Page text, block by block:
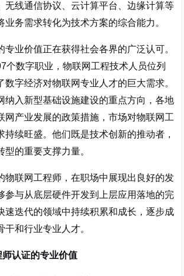
无线通信协议、云计算平台、边缘计算等
业务需求转化为技术方案的综合能力。
业价值正在获得社会各界的广泛认可。
个数字职业，物联网工程技术人员位列
数字经济对物联网专业人才的巨大需求。
纳入新型基础设施建设的重点方向，各地
网产业发展的政策措施，市场对物联网工
持续旺盛。他们既是技术创新的推动者，
的重要支撑力量。
联网工程师，在职场中展现出良好的发
参与从底层硬件开发到上层应用落地的完
速迭代的领域中持续积累和成长，逐步成
干和行业专业人才。
认证的专业价值